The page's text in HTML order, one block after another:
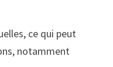
ce qui peut
notamment